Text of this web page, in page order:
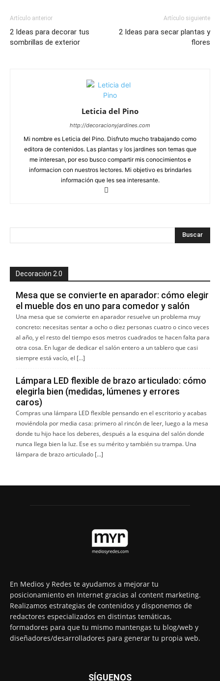
Artículo anterior
2 Ideas para decorar tus
sombrillas de exterior
Artículo siguiente
2 Ideas para secar plantas y
flores
Leticia del Pino
http://decoracionyjardines.com
Mi nombre es Leticia del Pino. Disfruto mucho trabajando como
editora de contenidos. Las plantas y los jardines son temas que
me interesan, por eso busco compartir mis conocimientos e
informacion con nuestros lectores. Mi objetivo es brindarles
información que les sea interesante.
Decoración 2.0
Mesa que se convierte en aparador: cómo elegir
el mueble dos en uno para comedor y salón
Una mesa que se convierte en aparador resuelve un problema muy
concreto: necesitas sentar a ocho o diez personas cuatro o cinco veces
al año, y el resto del tiempo esos metros cuadrados te hacen falta para
otra cosa. En lugar de dedicar el salón entero a un tablero que casi
siempre está vacío, el […]
Lámpara LED flexible de brazo articulado: cómo
elegirla bien (medidas, lúmenes y errores
caros)
Compras una lámpara LED flexible pensando en el escritorio y acabas
moviéndola por media casa: primero al rincón de leer, luego a la mesa
donde tu hijo hace los deberes, después a la esquina del salón donde
nunca llega bien la luz. Ese es su mérito y también su trampa. Una
lámpara de brazo articulado […]
En Medios y Redes te ayudamos a mejorar tu
posicionamiento en Internet gracias al content marketing.
Realizamos estrategias de contenidos y disponemos de
redactores especializados en distintas temáticas,
formadores para que tu mismo mantengas tu blog/web y
diseñadores/desarrolladores para generar tu propia web.
SÍGUENOS